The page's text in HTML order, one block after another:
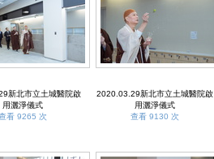
新北市立土城醫院啟
用灑淨儀式
看 9265 次
2020.03.29新北市立土城醫院啟
用灑淨儀式
查看 9130 次